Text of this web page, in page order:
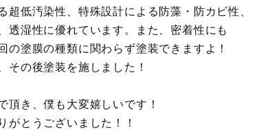
超低汚染性、特殊設計による防藻・防カビ性、
透湿性に優れています。また、密着性にも
の塗膜の種類に関わらず塗装できますよ！
その後塗装を施しました！
頂き、僕も大変嬉しいです！
がとうございました！！